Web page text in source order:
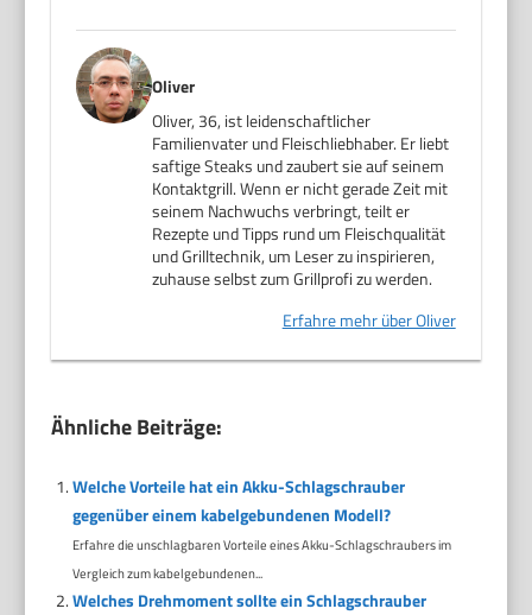
Oliver
Oliver, 36, ist leidenschaftlicher
Familienvater und Fleischliebhaber. Er liebt
saftige Steaks und zaubert sie auf seinem
Kontaktgrill. Wenn er nicht gerade Zeit mit
seinem Nachwuchs verbringt, teilt er
Rezepte und Tipps rund um Fleischqualität
und Grilltechnik, um Leser zu inspirieren,
zuhause selbst zum Grillprofi zu werden.
Erfahre mehr über Oliver
Ähnliche Beiträge:
Welche Vorteile hat ein Akku-Schlagschrauber
gegenüber einem kabelgebundenen Modell?
Erfahre die unschlagbaren Vorteile eines Akku-Schlagschraubers im
Vergleich zum kabelgebundenen...
Welches Drehmoment sollte ein Schlagschrauber